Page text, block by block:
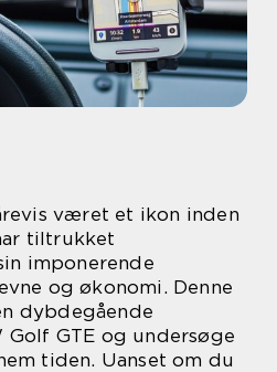
været et ikon inden
tiltrukket
imponerende
og økonomi. Denne
dybdegående
GTE og undersøge
tiden. Uanset om du